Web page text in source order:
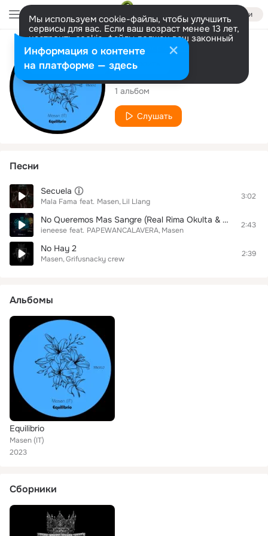
Войти
Мы используем cookie-файлы, чтобы улучшить
сервисы для вас. Если ваш возраст менее 13 лет,
настроить cookie-файлы должен ваш законный
представитель. Больше информации
Разрешить все Настроить
Исполнитель
Masen
1 альбом
Слушать
Песни
Secuela
Mala Fama feat. Masen Lil Llang
3:02
No Queremos Mas Sangre (Real Rima Okulta & Grifusnacky)
ieneese feat. PAPEWANCALAVERA Masen
2:43
No Hay 2
Masen Grifusnacky crew
2:39
Альбомы
Equilibrio
Masen (IT)
2023
Сборники
Информация о контенте
на платформе — здесь